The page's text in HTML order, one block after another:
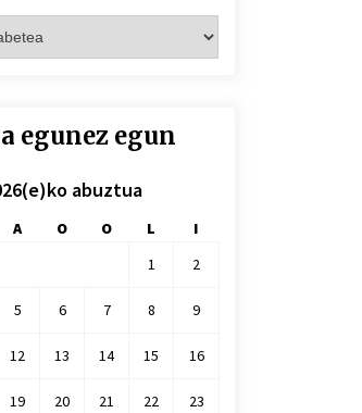
egunez egun
abuztua
A O O L
I
1
2
5 6 7 8 9
12 13 14 15 16
19 20 21 22 23